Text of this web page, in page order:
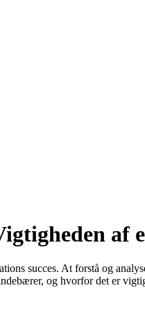
af
succes. At forstå og
og hvorfor det er